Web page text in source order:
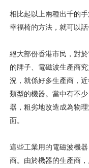
相比起以上兩種出千的
幸福椅的方法，就可以話
絕大部份香港市民，對
的牌子、電磁波生產商
況，就係好多生產商，
類型的機器。當中有不
器，粗劣地改造成為物
面。
這些工業用的電磁波機
商。由於機器的生產商